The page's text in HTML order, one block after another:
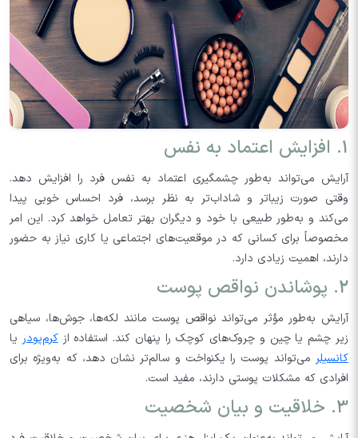
1. افزایش اعتماد به نفس
آرایش می‌تواند به‌طور چشمگیری اعتماد به نفس فرد را افزایش دهد.
وقتی صورت زیباتر و شاداب‌تر به نظر برسد، فرد احساس خوبی پیدا
می‌کند و به‌طور طبیعی با خود و دیگران بهتر تعامل خواهد کرد. این امر
مخصوصاً برای کسانی که در موقعیت‌های اجتماعی یا کاری نیاز به حضور
دارند، اهمیت زیادی دارد.
2. پوشاندن نواقص پوست
آرایش به‌طور مؤثر می‌تواند نواقص پوست مانند لکه‌ها، جوش‌ها، سیاهی
زیر چشم یا چین و چروک‌های کوچک را پنهان کند. استفاده ازکرم‌پودریا
کانسیلر می‌تواند پوست را یکنواخت و سالم‌تر نشان دهد، که به‌ویژه برای
افرادی که مشکلات پوستی دارند، مفید است.
3. خلاقیت و بیان شخصیت